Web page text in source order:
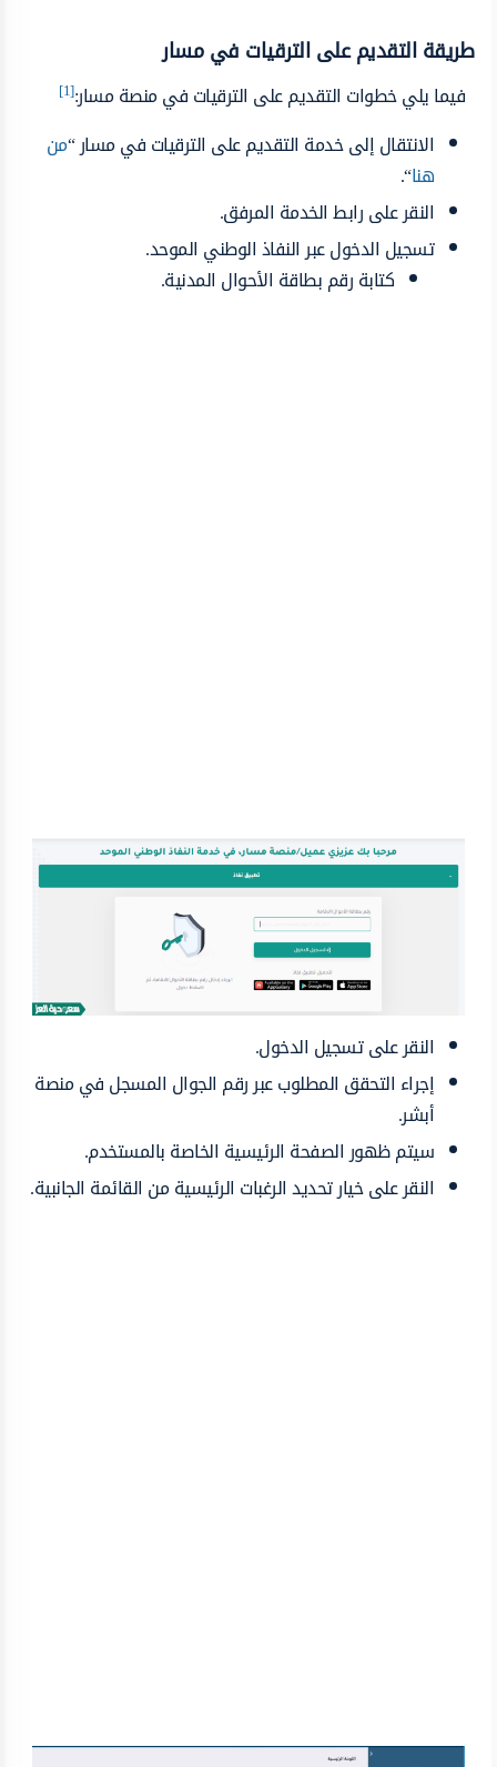
طريقة التقديم على الترقيات في مسار
فيما يلي خطوات التقديم على الترقيات في منصة مسار:[1]
الانتقال إلى خدمة التقديم على الترقيات في مسار “من
هنا“.
النقر على رابط الخدمة المرفق.
تسجيل الدخول عبر النفاذ الوطني الموحد.
كتابة رقم بطاقة الأحوال المدنية.
النقر على تسجيل الدخول.
إجراء التحقق المطلوب عبر رقم الجوال المسجل في منصة
أبشر.
سيتم ظهور الصفحة الرئيسية الخاصة بالمستخدم.
النقر على خيار تحديد الرغبات الرئيسية من القائمة الجانبية.